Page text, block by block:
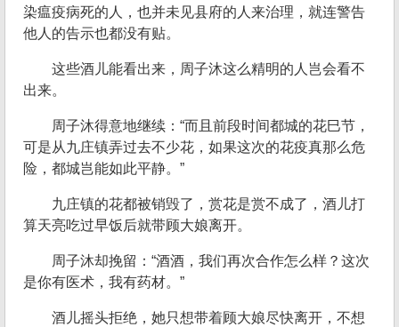
染瘟疫病死的人，也并未见县府的人来治理，就连警告
他人的告示也都没有贴。
这些酒儿能看出来，周子沐这么精明的人岂会看不
出来。
周子沐得意地继续：“而且前段时间都城的花巳节，
可是从九庄镇弄过去不少花，如果这次的花疫真那么危
险，都城岂能如此平静。”
九庄镇的花都被销毁了，赏花是赏不成了，酒儿打
算天亮吃过早饭后就带顾大娘离开。
周子沐却挽留：“酒酒，我们再次合作怎么样？这次
是你有医术，我有药材。”
酒儿摇头拒绝，她只想带着顾大娘尽快离开，不想